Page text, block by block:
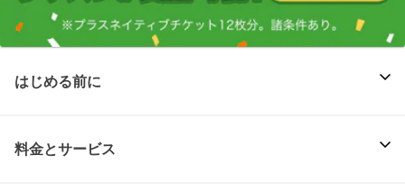
はじめる前に
料金とサービス